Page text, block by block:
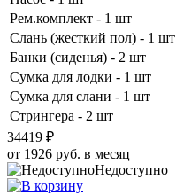
Рем.комплект - 1 шт
Слань (жесткий пол) - 1 шт
Банки (сиденья) - 2 шт
Сумка для лодки - 1 шт
Сумка для слани - 1 шт
Стрингера - 2 шт
34419 ₽
от 1926 руб. в месяц
Недоступно